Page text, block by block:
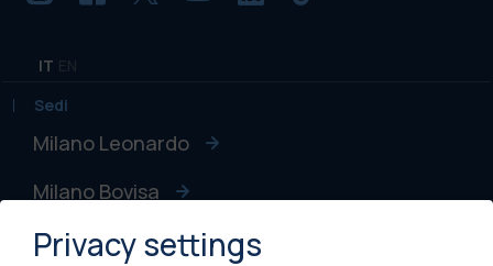
IT
Sedi
Milano Leonardo
Milano Bovisa
Cremona
Privacy settings